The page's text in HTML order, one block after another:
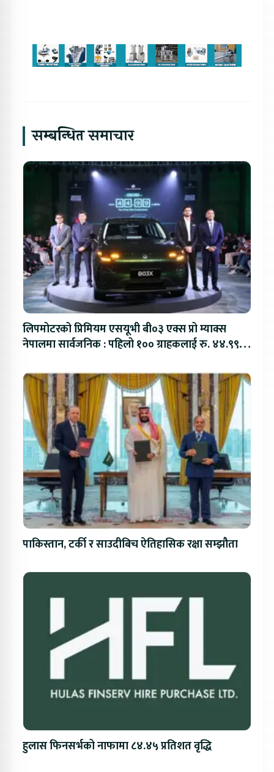
सम्बन्धित समाचार
लिपमोटरको प्रिमियम एसयूभी बी०३ एक्स प्रो म्याक्स
नेपालमा सार्वजनिक : पहिलो १०० ग्राहकलाई रु. ४४.९९
पाकिस्तान, टर्की र साउदीबिच ऐतिहासिक रक्षा सम्झौता
हुलास फिनसर्भको नाफामा ८४.४५ प्रतिशत वृद्धि